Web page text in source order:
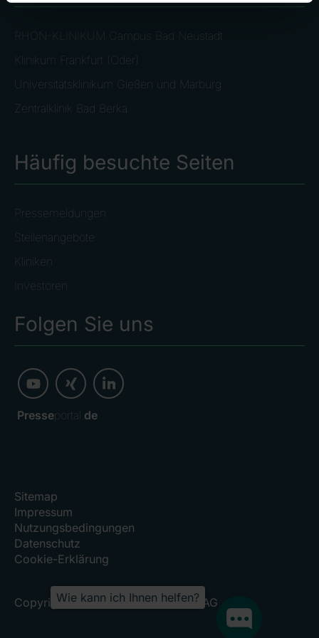
RHÖN-KLINIKUM Campus Bad Neustadt
Klinikum Frankfurt (Oder)
Universitätsklinikum Gießen und Marburg
Zentralklinik Bad Berka
Häufig besuchte Seiten
Pressemeldungen
Stellenangebote
Kliniken
Investoren
Folgen Sie uns
Presseportal. de
Sitemap
Impressum
Nutzungsbedingungen
Datenschutz
Cookie-Erklärung
Copyright 2026, RHÖN-KLINIKUM AG
Wie kann ich Ihnen helfen?